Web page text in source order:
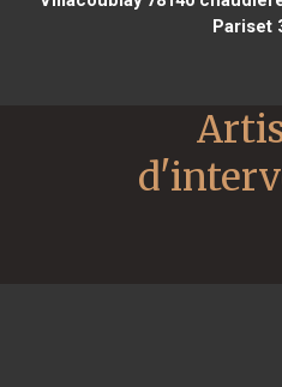
Pariset